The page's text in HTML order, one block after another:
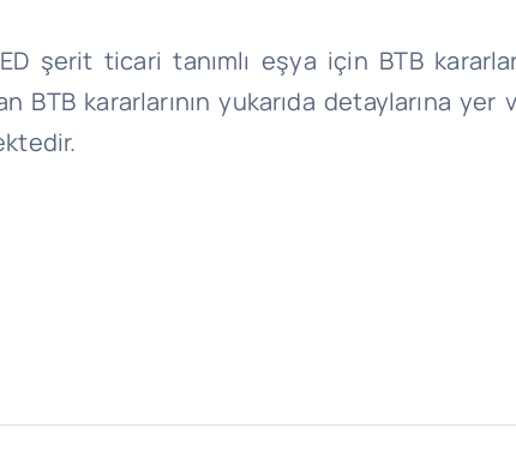
şerit ticari tanımlı eşya için BTB
kararlarının yukarıda detaylarına yer